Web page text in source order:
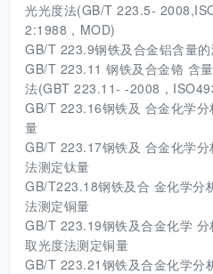
光光度法(GB/T 223.5-
2:1988，MOD)
GB/T 223.9钢铁及合金铝含量
GB/T 223.11 钢铁及合金铬 含
法(GBT 223.11- -2008，
GB/T 223.16钢铁及 合金化学
量
GB/T 223.17钢铁及 合金化学
法测定钛量
GB/T223.18钢铁及合 金化学分
法测定铜量
GB/T 223.19钢铁及合金化学
取光度法测定铜量
GB/T 223.21钢铁及合金化学分